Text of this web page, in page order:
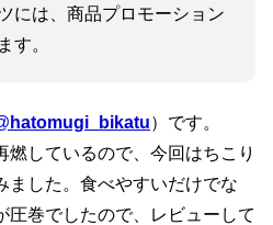
には、商品プロモーション
す。
hatomugi_bikatu）です。
燃しているので、今回はちこり
ました。食べやすいだけでな
圧巻でしたので、レビューして